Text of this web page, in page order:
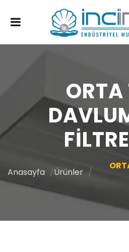
ORTA
Anasayfa Ürünler